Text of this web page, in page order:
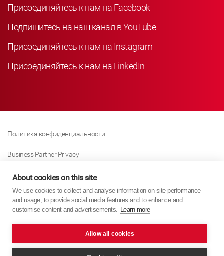
Присоединяйтесь к нам на Facebook
Подпишитесь на наш канал в YouTube
Присоединяйтесь к нам на Instagram
Присоединяйтесь к нам на LinkedIn
Политика конфиденциальности
Business Partner Privacy
Политика Использования Файлов «куки»
Modern Slavery Act Policy
About cookies on this site
We use cookies to collect and analyse information on site performance
and usage, to provide social media features and to enhance and
customise content and advertisements. Learn more
Allow all cookies